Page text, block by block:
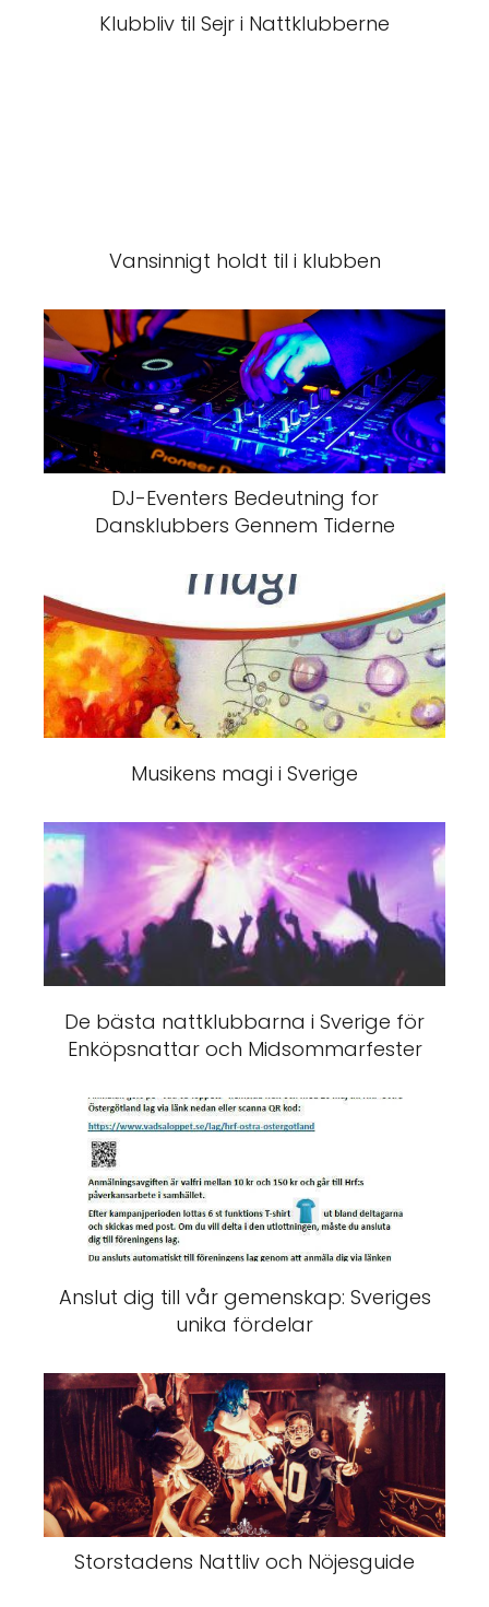
Klubbliv til Sejr i Nattklubberne
Vansinnigt holdt til i klubben
DJ-Eventers Bedeutning for
Dansklubbers Gennem Tiderne
Musikens magi i Sverige
De bästa nattklubbarna i Sverige för
Enköpsnattar och Midsommarfester
Anslut dig till vår gemenskap: Sveriges
unika fördelar
Storstadens Nattliv och Nöjesguide